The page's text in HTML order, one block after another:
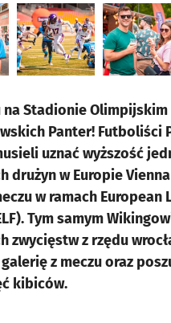
na Stadionie
Panter! Futboliści
uznać wyższość
drużyn w Europie
w ramach European
Tym samym
zwycięstw z rzędu
z meczu oraz
kibiców.